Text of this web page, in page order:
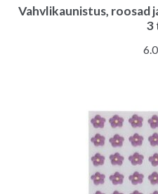
Vahvlikaunistus, roosad
3